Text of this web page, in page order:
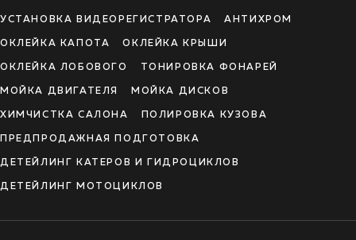
УСТАНОВКА ВИДЕОРЕГИСТРАТОРА АНТИХРОМ
ОКЛЕЙКА КАПОТА ОКЛЕЙКА КРЫШИ
ОКЛЕЙКА ЛОБОВОГО ТОНИРОВКА ФОНАРЕЙ
МОЙКА ДВИГАТЕЛЯ МОЙКА ДИСКОВ
ХИМЧИСТКА САЛОНА ПОЛИРОВКА КУЗОВА
ПРЕДПРОДАЖНАЯ ПОДГОТОВКА
ДЕТЕЙЛИНГ КАТЕРОВ И ГИДРОЦИКЛОВ
ДЕТЕЙЛИНГ МОТОЦИКЛОВ